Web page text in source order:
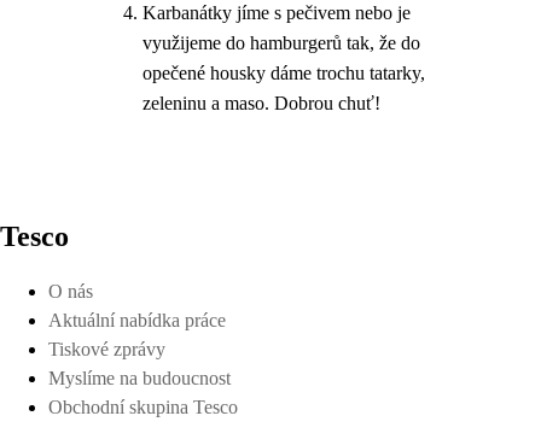
Karbanátky jíme s pečivem nebo je
využijeme do hamburgerů tak, že do
opečené housky dáme trochu tatarky,
zeleninu a maso. Dobrou chuť!
Tesco
O nás
Aktuální nabídka práce
Tiskové zprávy
Myslíme na budoucnost
Obchodní skupina Tesco